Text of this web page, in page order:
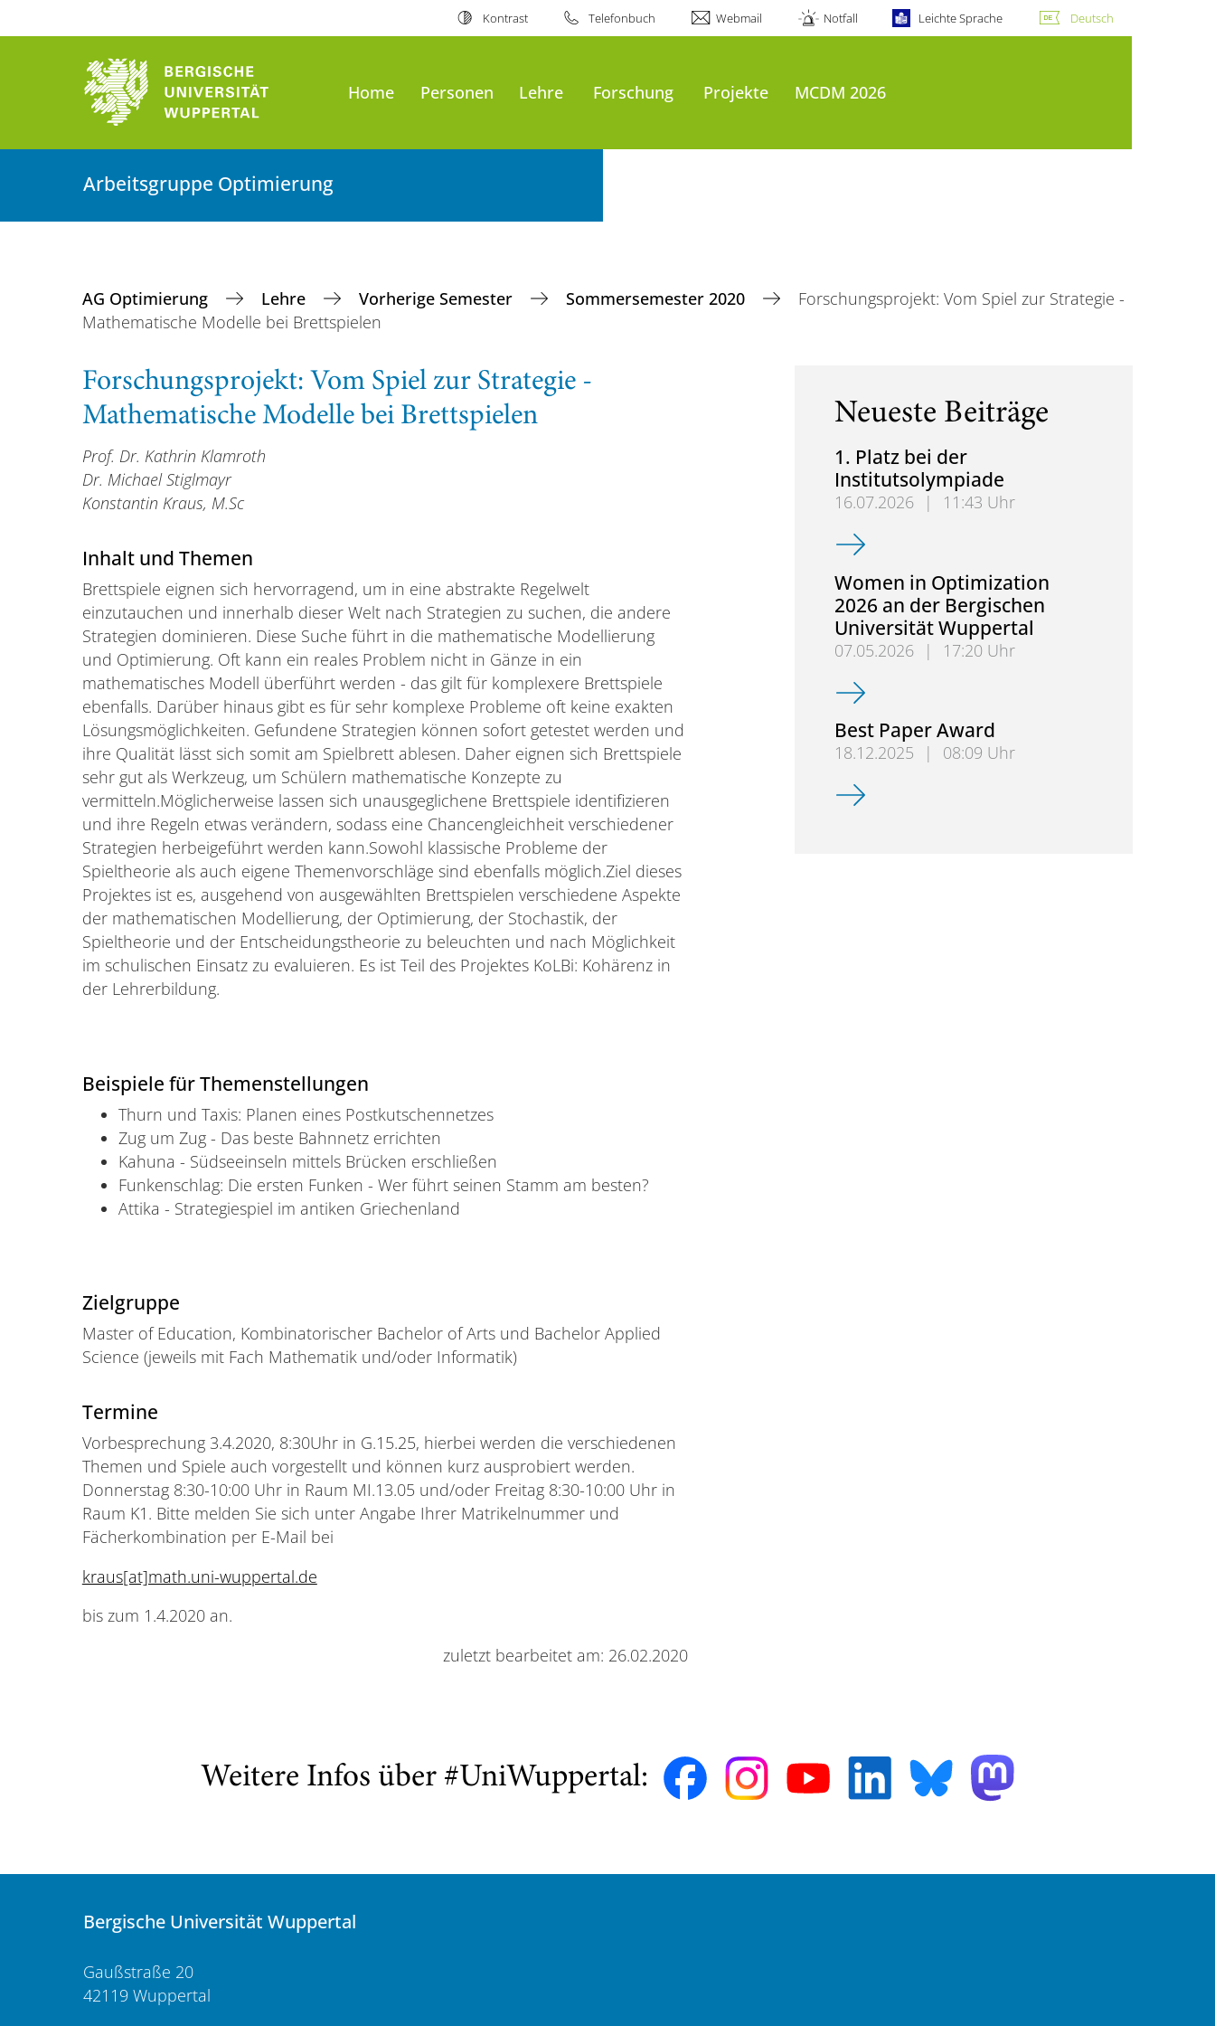
Kontrast Telefonbuch Webmail Notfall Leichte Sprache Deutsch
Home Personen Lehre Forschung Projekte MCDM 2026
Arbeitsgruppe Optimierung
AG Optimierung Lehre Vorherige Semester Sommersemester 2020
Forschungsprojekt: Vom Spiel zur Strategie -
Mathematische Modelle bei Brettspielen
Forschungsprojekt: Vom Spiel zur Strategie -
Mathematische Modelle bei Brettspielen
Prof. Dr. Kathrin Klamroth
Dr. Michael Stiglmayr
Konstantin Kraus, M.Sc
Inhalt und Themen
Brettspiele eignen sich hervorragend, um in eine abstrakte Regelwelt
einzutauchen und innerhalb dieser Welt nach Strategien zu suchen, die andere
Strategien dominieren. Diese Suche führt in die mathematische Modellierung
und Optimierung. Oft kann ein reales Problem nicht in Gänze in ein
mathematisches Modell überführt werden - das gilt für komplexere Brettspiele
ebenfalls. Darüber hinaus gibt es für sehr komplexe Probleme oft keine exakten
Lösungsmöglichkeiten. Gefundene Strategien können sofort getestet werden und
ihre Qualität lässt sich somit am Spielbrett ablesen. Daher eignen sich Brettspiele
sehr gut als Werkzeug, um Schülern mathematische Konzepte zu
vermitteln.Möglicherweise lassen sich unausgeglichene Brettspiele identifizieren
und ihre Regeln etwas verändern, sodass eine Chancengleichheit verschiedener
Strategien herbeigeführt werden kann.Sowohl klassische Probleme der
Spieltheorie als auch eigene Themenvorschläge sind ebenfalls möglich.Ziel dieses
Projektes ist es, ausgehend von ausgewählten Brettspielen verschiedene Aspekte
der mathematischen Modellierung, der Optimierung, der Stochastik, der
Spieltheorie und der Entscheidungstheorie zu beleuchten und nach Möglichkeit
im schulischen Einsatz zu evaluieren. Es ist Teil des Projektes KoLBi: Kohärenz in
der Lehrerbildung.
Beispiele für Themenstellungen
Thurn und Taxis: Planen eines Postkutschennetzes
Zug um Zug - Das beste Bahnnetz errichten
Kahuna - Südseeinseln mittels Brücken erschließen
Funkenschlag: Die ersten Funken - Wer führt seinen Stamm am besten?
Attika - Strategiespiel im antiken Griechenland
Zielgruppe
Master of Education, Kombinatorischer Bachelor of Arts und Bachelor Applied
Science (jeweils mit Fach Mathematik und/oder Informatik)
Termine
Vorbesprechung 3.4.2020, 8:30Uhr in G.15.25, hierbei werden die verschiedenen
Themen und Spiele auch vorgestellt und können kurz ausprobiert werden.
Donnerstag 8:30-10:00 Uhr in Raum MI.13.05 und/oder Freitag 8:30-10:00 Uhr in
Raum K1. Bitte melden Sie sich unter Angabe Ihrer Matrikelnummer und
Fächerkombination per E-Mail bei
kraus[at]math.uni-wuppertal.de
bis zum 1.4.2020 an.
zuletzt bearbeitet am: 26.02.2020
Neueste Beiträge
1. Platz bei der
Institutsolympiade
16.07.2026 |
11:43 Uhr
1. Platz bei der Institutsolympiade
Women in Optimization
2026 an der Bergischen
Universität Wuppertal
07.05.2026 |
17:20 Uhr
Women in Optimization 2026 an der Bergischen
Best Paper Award
18.12.2025 |
08:09 Uhr
Best Paper Award
Weitere Infos über #UniWuppertal:
Bergische Universität Wuppertal
Gaußstraße 20
42119 Wuppertal